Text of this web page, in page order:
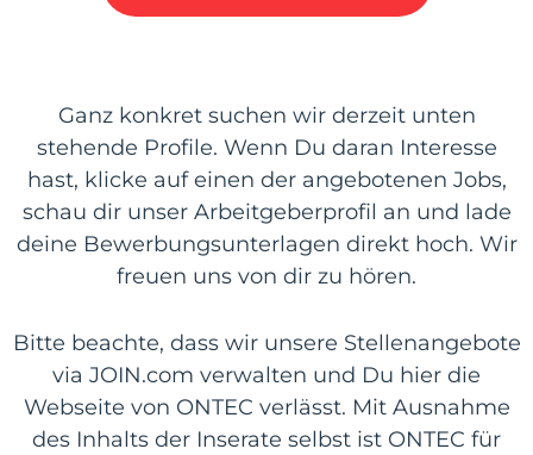
Ganz konkret suchen wir derzeit unten
stehende Profile. Wenn Du daran Interesse
hast, klicke auf einen der angebotenen Jobs,
schau dir unser Arbeitgeberprofil an und lade
deine Bewerbungsunterlagen direkt hoch. Wir
freuen uns von dir zu hören.
Bitte beachte, dass wir unsere Stellenangebote
via JOIN.com verwalten und Du hier die
Webseite von ONTEC verlässt. Mit Ausnahme
des Inhalts der Inserate selbst ist ONTEC für